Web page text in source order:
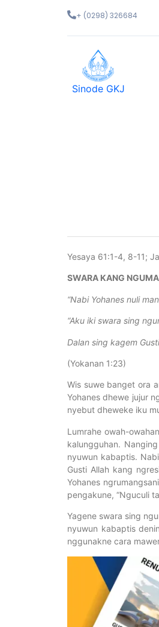
+ (0298) 326684
Sinode GKJ
Yesaya 61:1-4, 8-11;
SWARA KANG
“Nabi Yohanes nuli
“Aku iki swara sing
Dalan sing kagem
(Yokanan 1:23)
Wis suwe banget ora
Yohanes dhewe jujur
nyebut dheweke iku
Lumrahe owah-
kalungguhan.
nyuwun kabaptis.
Gusti Allah kang
Yohanes
pengakune, “Nguculi
Yagene swara sing
nyuwun kabaptis
nggunakne cara